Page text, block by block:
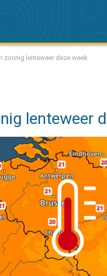
zonnig lenteweer deze week
lenteweer